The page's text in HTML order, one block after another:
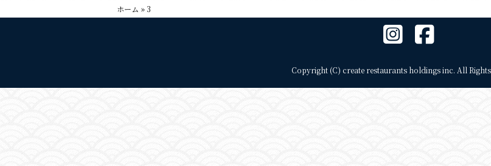
ホーム » 3
Copyright (C) create restaurants holdings inc. All Rights